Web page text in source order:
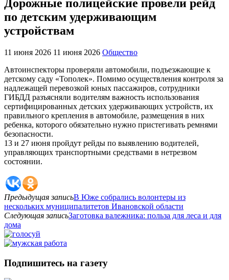
Дорожные полицейские провели рейд
по детским удерживающим
устройствам
11 июня 2026 11 июня 2026 Общество
Автоинспекторы проверяли автомобили, подъезжающие к
детскому саду «Тополек». Помимо осуществления контроля за
надлежащей перевозкой юных пассажиров, сотрудники
ГИБДД разъясняли водителям важность использования
сертифицированных детских удерживающих устройств, их
правильного крепления в автомобиле, размещения в них
ребенка, которого обязательно нужно пристегивать ремнями
безопасности.
13 и 27 июня пройдут рейды по выявлению водителей,
управляющих транспортными средствами в нетрезвом
состоянии.
Предыдущая записьВ Юже собрались волонтеры из
нескольких муниципалитетов Ивановской области
Следующая записьЗаготовка валежника: польза для леса и для
дома
Подпишитесь на газету